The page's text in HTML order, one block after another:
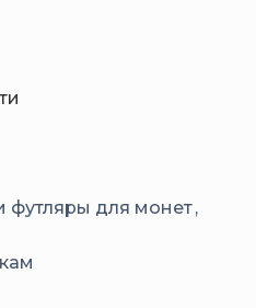
футляры для монет,